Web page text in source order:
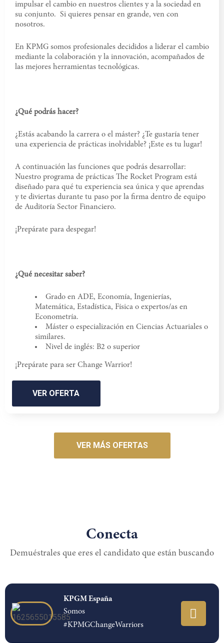
impulsar el cambio en nuestros clientes y a la sociedad en
su conjunto. Si quieres pensar en grande, ven con
nosotros.
En KPMG somos profesionales decididos a liderar el cambio
mediante la colaboración y la innovación, acompañados de
las mejores herramientas tecnológicas.
¿Qué podrás hacer?
¿Estás acabando la carrera o el máster? ¿Te gustaría tener
una experiencia de prácticas inolvidable? ¡Este es tu lugar!
A continuación las funciones que podrás desarrollar:
Nuestro programa de prácticas The Rocket Program está
diseñado para qué tu experiencia sea única y que aprendas
y te diviertas durante tu paso por la firma dentro de equipo
de Auditoría Sector Financiero.
¡Prepárate para despegar!
¿Qué necesitar saber?
Grado en ADE, Economía, Ingenierías,
Matemática, Estadística, Física o expertos/as en
Econometría.
Máster o especialización en Ciencias Actuariales o
similares.
Nivel de inglés: B2 o superior
¡Prepárate para ser Change Warrior!
VER OFERTA
VER MÁS OFERTAS
Conecta
Demuéstrales que eres el candidato que están buscando
KPGM España
Somos
#KPMGChangeWarriors